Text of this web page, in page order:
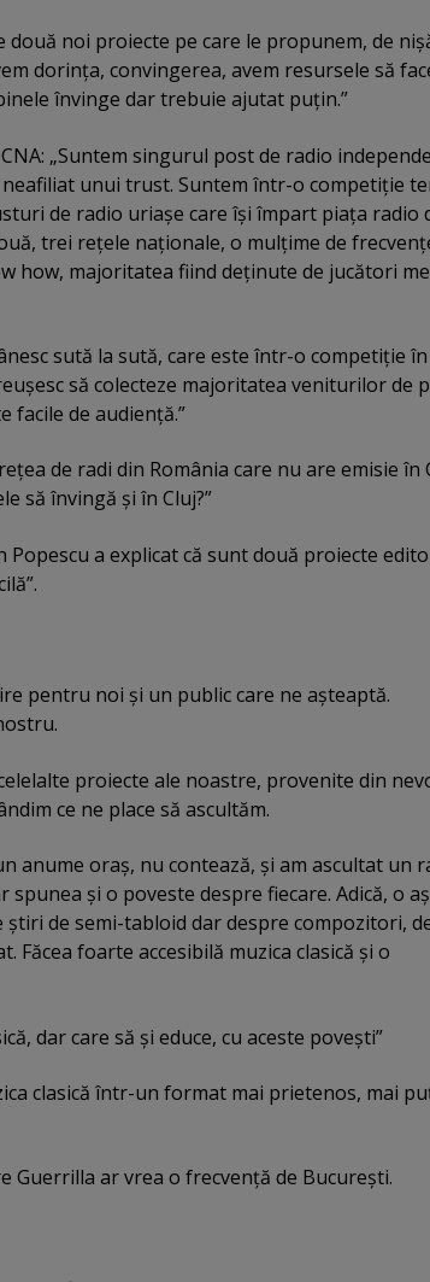
două noi proiecte pe care le propunem, de
dorinţa, convingerea, avem resursele să
învinge dar trebuie ajutat puţin.”
„Suntem singurul post de radio
unui trust. Suntem într-o competiţie
de radio uriaşe care îşi împart piaţa radio
trei reţele naţionale, o mulţime de
how, majoritatea fiind deţinute de jucători
sută la sută, care este într-o competiţie în
să colecteze majoritatea veniturilor de
facile de audienţă.”
de radi din România care nu are emisie în
să învingă şi în Cluj?”
Popescu a explicat că sunt două proiecte
pentru noi şi un public care ne aşteaptă.
proiecte ale noastre, provenite din
ce ne place să ascultăm.
anume oraş, nu contează, şi am ascultat un
spunea şi o poveste despre fiecare. Adică, o
de semi-tabloid dar despre compozitori,
Făcea foarte accesibilă muzica clasică şi o
dar care să şi educe, cu aceste poveşti”
clasică într-un format mai prietenos, mai
Guerrilla ar vrea o frecvenţă de Bucureşti.